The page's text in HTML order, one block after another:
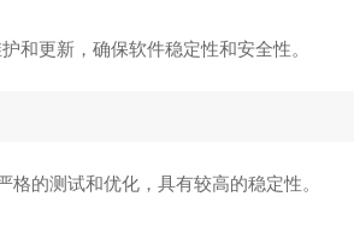
和更新，确保软件稳定性和安全性。
格的测试和优化，具有较高的稳定性。